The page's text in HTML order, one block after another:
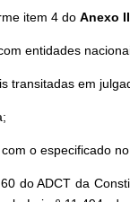
item 4 doAnexo II
entidades
transitadas em
o especificado
do ADCT da